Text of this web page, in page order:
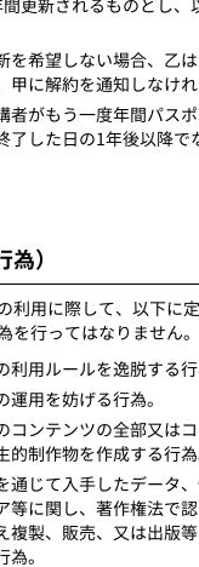
更新されるものとし、
を希望しない場合、乙
甲に解約を通知しなけれ
者がもう一度年間パス
了した日の1年後以降で
為）
利用に際して、以下に
を行ってはなりません。
利用ルールを逸脱する行
運用を妨げる行為。
コンテンツの全部又は
的制作物を作成する行為
通じて入手したデータ
等に関し、著作権法で
複製、販売、又は出版
為。